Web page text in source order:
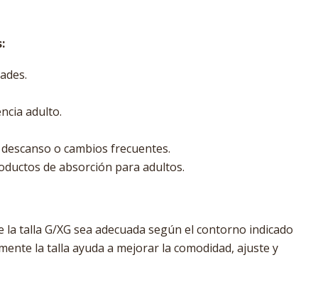
adulto.
o cambios frecuentes.
de absorción para adultos.
talla G/XG sea adecuada según el contorno indicado
la talla ayuda a mejorar la comodidad, ajuste y